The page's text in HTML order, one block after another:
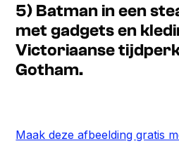
5) Batman in een
met gadgets en
Victoriaanse
Gotham.
Maak deze afbeelding gratis